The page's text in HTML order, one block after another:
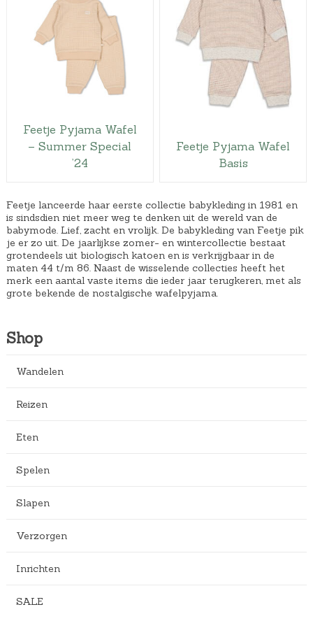
Feetje Pyjama Wafel
– Summer Special
’24
Feetje Pyjama Wafel
Basis
Feetje lanceerde haar eerste collectie babykleding in 1981 en
is sindsdien niet meer weg te denken uit de wereld van de
babymode. Lief, zacht en vrolijk. De babykleding van Feetje pik
je er zo uit. De jaarlijkse zomer- en wintercollectie bestaat
grotendeels uit biologisch katoen en is verkrijgbaar in de
maten 44 t/m 86. Naast de wisselende collecties heeft het
merk een aantal vaste items die ieder jaar terugkeren, met als
grote bekende de nostalgische wafelpyjama.
Shop
Wandelen
Reizen
Eten
Spelen
Slapen
Verzorgen
Inrichten
SALE